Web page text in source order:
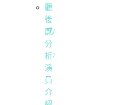
觀
後
感/
分
析/
演
員
介